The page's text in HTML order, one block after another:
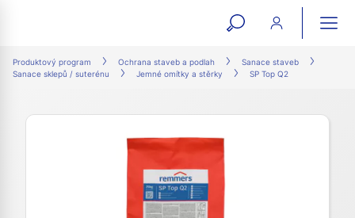
open
search
Produktový program Ochrana staveb a podlah
Sanace staveb
Sanace sklepů / suterénu
Jemné omítky a stěrky SP Top Q2